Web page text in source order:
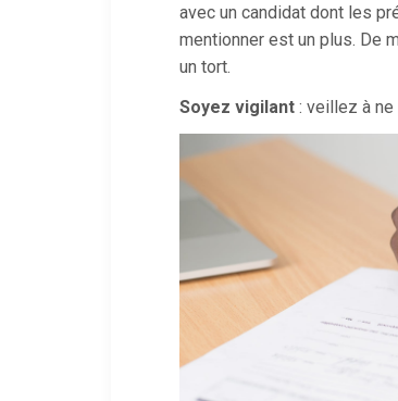
avec un candidat dont les
mentionner est un plus. De
un tort.
Soyez vigilant : veillez à